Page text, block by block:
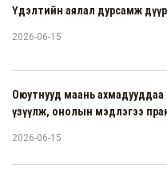
Үдэлтийн аялал дурсамж
2026-06-15
Оюутнууд маань
үзүүлж, онолын мэдлэгээ
2026-06-15